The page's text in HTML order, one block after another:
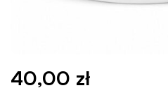
40,00 zł